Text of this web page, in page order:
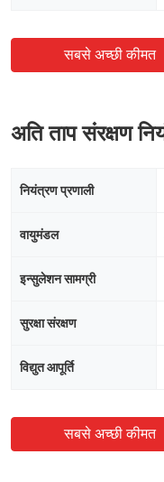
सबसे अच्छी कीमत
अति ताप संरक्षण
नियंत्रण प्रणाली
वायुमंडल
इन्सुलेशन सामग्री
सुरक्षा संरक्षण
विद्युत आपूर्ति
सबसे अच्छी कीमत